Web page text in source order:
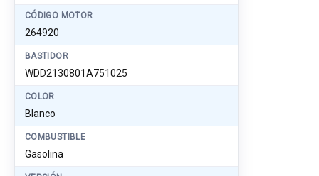
CÓDIGO MOTOR
264920
BASTIDOR
WDD2130801A751025
COLOR
Blanco
COMBUSTIBLE
Gasolina